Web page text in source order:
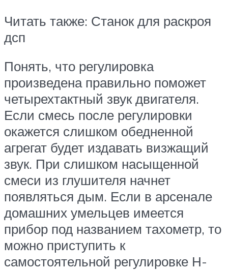
Читать также: Станок для раскроя
дсп
Понять, что регулировка
произведена правильно поможет
четырехтактный звук двигателя.
Если смесь после регулировки
окажется слишком обедненной
агрегат будет издавать визжащий
звук. При слишком насыщенной
смеси из глушителя начнет
появляться дым. Если в арсенале
домашних умельцев имеется
прибор под названием тахометр, то
можно приступить к
самостоятельной регулировке Н-